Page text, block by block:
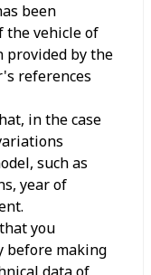
been
the vehicle of
by the
references
in the case
such as
year of
you
before making